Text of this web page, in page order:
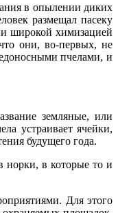
в опылении диких
размещал пасеку
и широкой химизацией
они, во-первых, не
пчелами, и
земляные, или
устраивает ячейки,
будущего года.
норки, в которые то и
Для этого